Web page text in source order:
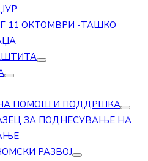
11 ОКТОМВРИ -ТАШКО
ПОМОШ И ПОДДРШКА
ЗА ПОДНЕСУВАЊЕ НА
РАЗВОЈ